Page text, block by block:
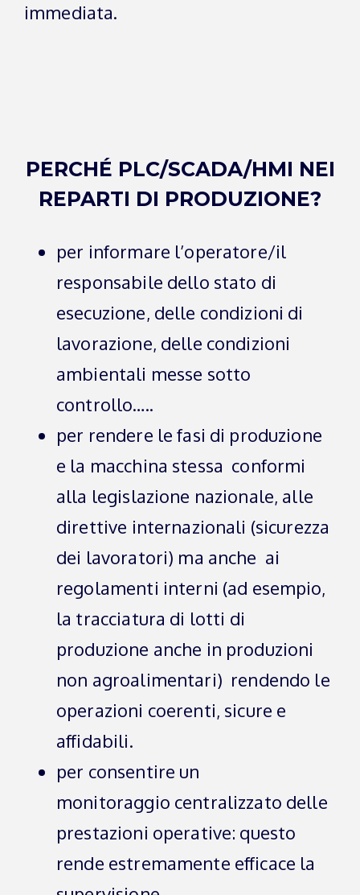
immediata.
PERCHÉ PLC/SCADA/HMI NEI
REPARTI DI PRODUZIONE?
per informare l’operatore/il
responsabile dello stato di
esecuzione, delle condizioni di
lavorazione, delle condizioni
ambientali messe sotto
controllo…..
per rendere le fasi di produzione
e la macchina stessa conformi
alla legislazione nazionale, alle
direttive internazionali (sicurezza
dei lavoratori) ma anche ai
regolamenti interni (ad esempio,
la tracciatura di lotti di
produzione anche in produzioni
non agroalimentari) rendendo le
operazioni coerenti, sicure e
affidabili.
per consentire un
monitoraggio centralizzato delle
prestazioni operative: questo
rende estremamente efficace la